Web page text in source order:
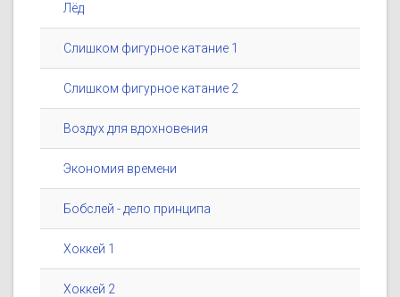
Лёд
Слишком фигурное катание 1
Слишком фигурное катание 2
Воздух для вдохновения
Экономия времени
Бобслей - дело принципа
Хоккей 1
Хоккей 2